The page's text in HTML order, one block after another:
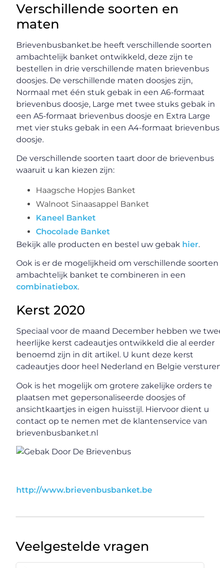
Verschillende soorten en
maten
Brievenbusbanket.be heeft verschillende soorten
ambachtelijk banket ontwikkeld, deze zijn te
bestellen in drie verschillende maten brievenbus
doosjes. De verschillende maten doosjes zijn,
Normaal met één stuk gebak in een A6-formaat
brievenbus doosje, Large met twee stuks gebak in
een A5-formaat brievenbus doosje en Extra Large
met vier stuks gebak in een A4-formaat brievenbus
doosje.
De verschillende soorten taart door de brievenbus
waaruit u kan kiezen zijn:
Haagsche Hopjes Banket
Walnoot Sinaasappel Banket
Kaneel Banket
Chocolade Banket
Bekijk alle producten en bestel uw gebak hier.
Ook is er de mogelijkheid om verschillende soorten
ambachtelijk banket te combineren in een
combinatiebox.
Kerst 2020
Speciaal voor de maand December hebben we
heerlijke kerst cadeautjes ontwikkeld die al eerder
benoemd zijn in dit artikel. U kunt deze kerst
cadeautjes door heel Nederland en Belgie
Ook is het mogelijk om grotere zakelijke orders te
plaatsen met gepersonaliseerde doosjes of
ansichtkaartjes in eigen huisstijl. Hiervoor dient u
contact op te nemen met de klantenservice van
brievenbusbanket.nl
http://www.brievenbusbanket.be
Veelgestelde vragen